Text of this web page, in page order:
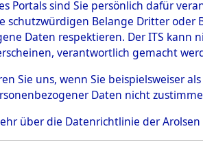
0001
Portals sind Sie persönlich dafür
schutzwürdigen Belange Dritter
Daten respektieren. Der ITS
verantwortlich gemacht
Sie uns, wenn Sie beispielsweiser
Daten nicht
über die Datenrichtlinie der Arolsen